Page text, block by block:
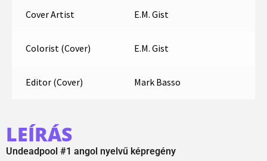
Cover Artist E.M. Gist
Colorist (Cover) E.M. Gist
Editor (Cover) Mark Basso
LEÍRÁS
Undeadpool #1 angol nyelvű képregény